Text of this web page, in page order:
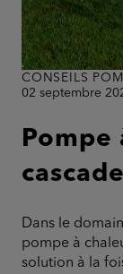
CONSEILS
02 septembre
Pompe
Dans le
pompe à
solution à la